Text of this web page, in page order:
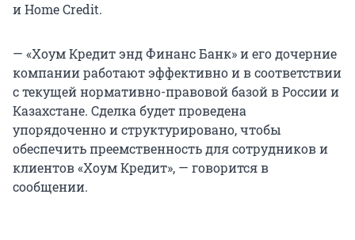
и Home Credit.
— «Хоум Кредит энд Финанс Банк» и его дочерние
компании работают эффективно и в соответствии
с текущей нормативно-правовой базой в России и
Казахстане. Сделка будет проведена
упорядоченно и структурировано, чтобы
обеспечить преемственность для сотрудников и
клиентов «Хоум Кредит», — говорится в
сообщении.